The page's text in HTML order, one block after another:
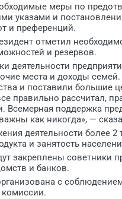
меры по
указами и
и преференций.
отметил
и резервов.
деятельности
места и доходы
и поставили
правильно рассчитал,
поддержка
как никогда», —
деятельности более
и занятость
закреплены советники
и банков.
с